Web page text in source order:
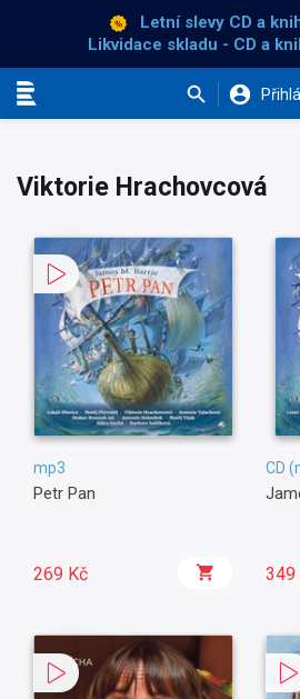
Letní slevy CD a
Likvidace skladu - CD a
Viktorie Hrachovcová
mp3
Petr Pan
269 Kč
CD
349